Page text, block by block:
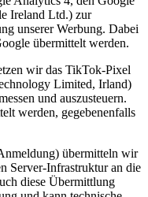
Ireland Ltd.) zur
unserer Werbung. Dabei
übermittelt werden.
wir das TikTok-Pixel
Limited, Irland)
und auszusteuern.
werden, gegebenenfalls
übermitteln wir
Server-Infrastruktur an die
diese Übermittlung